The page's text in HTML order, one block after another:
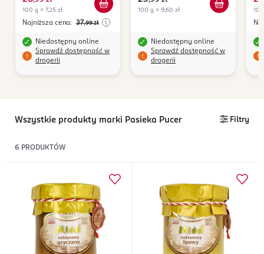
100 g = 7,25 zł
Najniższa cena: 37,99 zł
Niedostępny online
Sprawdź dostępność w
drogerii
100 g = 9,60 zł
Niedostępny online
Sprawdź dostępność w
drogerii
100
Wszystkie produkty marki Pasieka Pucer Filtry
6 PRODUKTÓW